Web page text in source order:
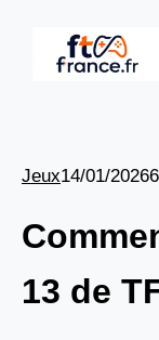
contenu
Jeux14/01/2026
13 de